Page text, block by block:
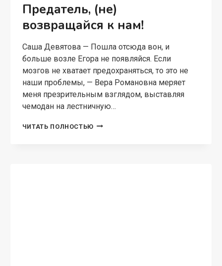
Предатель, (не)
возвращайся к нам!
Саша Девятова — Пошла отсюда вон, и
больше возле Егора не появляйся. Если
мозгов не хватает предохраняться, то это не
наши проблемы, — Вера Романовна меряет
меня презрительным взглядом, выставляя
чемодан на лестничную…
ЧИТАТЬ ПОЛНОСТЬЮ ПРЕДАТЕЛЬ,